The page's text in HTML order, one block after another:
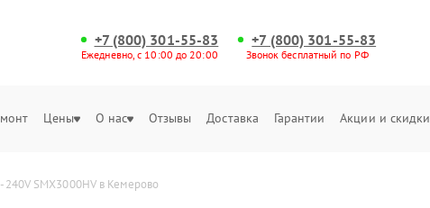
+7 (800) 301-55-83
Ежедневно, с 10:00 до 20:00
+7 (800) 301-55-83
Звонок бесплатный по РФ
Цены О нас Отзывы Доставка Гарантии Акции и скидки
240V SMX3000HV в Кемерово